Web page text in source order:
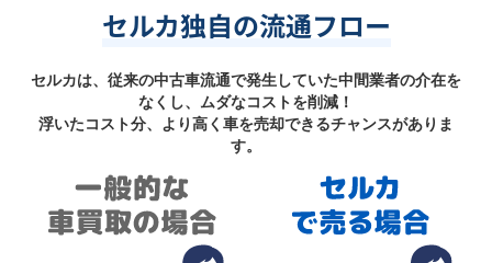
セルカ独自の流通フロー
セルカは、従来の中古車流通で発生していた中間業者の介在を
なくし、ムダなコストを削減！
浮いたコスト分、より高く車を売却できるチャンスがありま
す。